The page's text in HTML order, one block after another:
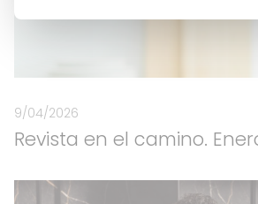
9/04/2026
Revista en el camino.